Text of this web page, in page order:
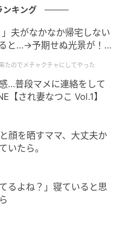
イのスピンは止まる
ンを繰り返すヒュー
ンキング
夫がなかなか帰宅しない
と…→予期せぬ光景が！
たのでメチャクチャにしてやった
…普段マメに連絡をして
【され妻なつこ Vol.1】
顔を晒すママ、大丈夫か
いたら。
るよね？」寝ていると思